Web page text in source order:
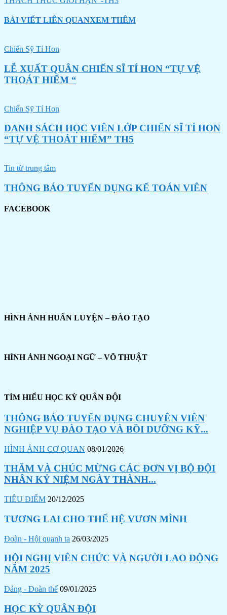
BÀI VIẾT LIÊN QUANXEM THÊM
Chiến Sỹ Tí Hon
LỄ XUẤT QUÂN CHIẾN SĨ TÍ HON “TỰ VỆ
THOÁT HIỂM “
Chiến Sỹ Tí Hon
DANH SÁCH HỌC VIÊN LỚP CHIẾN SĨ TÍ HON
“TỰ VỆ THOÁT HIỂM” TH5
Tin từ trung tâm
THÔNG BÁO TUYỂN DỤNG KẾ TOÁN VIÊN
FACEBOOK
HÌNH ẢNH HUẤN LUYỆN – ĐÀO TẠO
HÌNH ẢNH NGOẠI NGỮ – VÕ THUẬT
TÌM HIỂU HỌC KỲ QUÂN ĐỘI
THÔNG BÁO TUYỂN DỤNG CHUYÊN VIÊN
NGHIỆP VỤ ĐÀO TẠO VÀ BỒI DƯỠNG KỸ...
HÌNH ẢNH CƠ QUAN 08/01/2026
THĂM VÀ CHÚC MỪNG CÁC ĐƠN VỊ BỘ ĐỘI
NHÂN KỶ NIỆM NGÀY THÀNH...
TIÊU ĐIỂM 20/12/2025
TƯƠNG LAI CHO THẾ HỆ VƯƠN MÌNH
Đoàn - Hội quanh ta 26/03/2025
HỘI NGHỊ VIÊN CHỨC VÀ NGƯỜI LAO ĐỘNG
NĂM 2025
Đảng - Đoàn thể 09/01/2025
HỌC KỲ QUÂN ĐỘI